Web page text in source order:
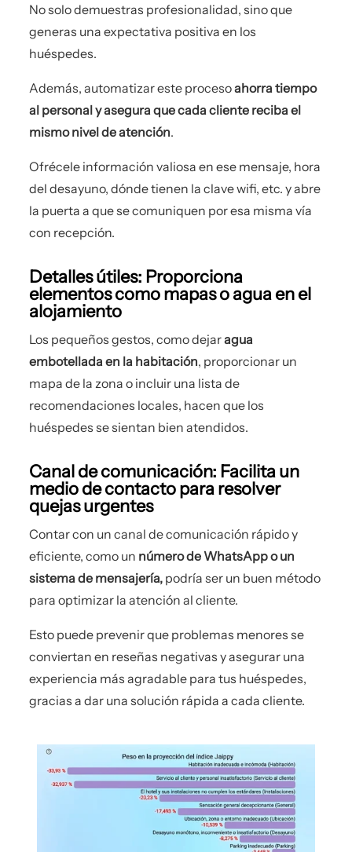
No solo demuestras profesionalidad, sino que
generas una expectativa positiva en los
huéspedes.
Además, automatizar este procesoahorra tiempo
al personal y asegura que cada cliente reciba el
mismo nivel de atención.
Ofrécele información valiosa en ese mensaje, hora
del desayuno, dónde tienen la clave wifi, etc. y abre
la puerta a que se comuniquen por esa misma vía
con recepción.
Detalles útiles: Proporciona
elementos como mapas o agua en el
alojamiento
Los pequeños gestos, como dejaragua
embotellada en la habitación, proporcionar un
mapa de la zona o incluir una lista de
recomendaciones locales, hacen que los
huéspedes se sientan bien atendidos.
Canal de comunicación: Facilita un
medio de contacto para resolver
quejas urgentes
Contar con un canal de comunicación rápido y
eficiente, como un número de WhatsApp o un
sistema de mensajería, podría ser un buen método
para optimizar la atención al cliente.
Esto puede prevenir que problemas menores se
conviertan en reseñas negativas y asegurar una
experiencia más agradable para tus huéspedes,
gracias a dar una solución rápida a cada cliente.